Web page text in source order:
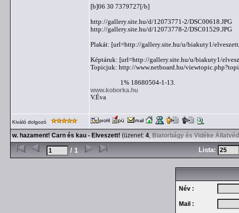
[b]06 30 7379727[/b]
http://gallery.site.hu/d/12073771-2/DSC00618.JPG
http://gallery.site.hu/d/12073778-2/DSC01529.JPG
Plakát: [url=http://gallery.site.hu/u/biakuty1/
Képtáruk: [url=http://gallery.site.hu/u/biakuty1/
Topicjuk: http://www.netboard.hu/
1% 18680504-1-13.
www.koborka.hu
V.Éva
Kiváló dolgozó
w. hazament! Carn és kau - Elveszett! (üzenet: 4, Biatorbágy és Vidéke
/ 1 Lista:
Név :
Mail :